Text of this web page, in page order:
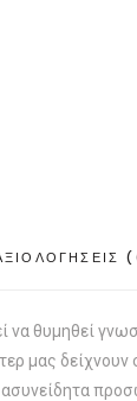
να θυμηθεί
μας
ασυνείδητα